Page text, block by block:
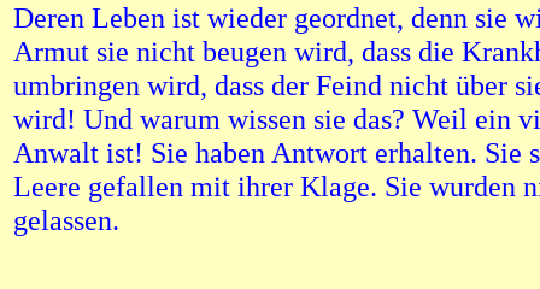
Deren Leben ist wieder geordnet, denn sie
Armut sie nicht beugen wird, dass die
umbringen wird, dass der Feind nicht über
wird! Und warum wissen sie das? Weil ein
Anwalt ist! Sie haben Antwort erhalten. Sie
Leere gefallen mit ihrer Klage. Sie wurden
gelassen.